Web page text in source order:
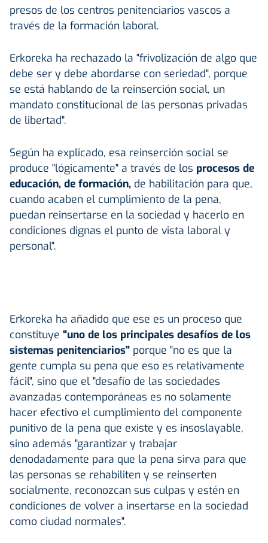
presos de los centros penitenciarios vascos a
través de la formación laboral.
Erkoreka ha rechazado la "frivolización de algo que
debe ser y debe abordarse con seriedad", porque
se está hablando de la reinserción social, un
mandato constitucional de las personas privadas
de libertad".
Según ha explicado, esa reinserción social se
produce "lógicamente" a través de los procesos de
educación, de formación, de habilitación para que,
cuando acaben el cumplimiento de la pena,
puedan reinsertarse en la sociedad y hacerlo en
condiciones dignas el punto de vista laboral y
personal".
Erkoreka ha añadido que ese es un proceso que
constituye "uno de los principales desafíos de los
sistemas penitenciarios" porque "no es que la
gente cumpla su pena que eso es relativamente
fácil", sino que el "desafío de las sociedades
avanzadas contemporáneas es no solamente
hacer efectivo el cumplimiento del componente
punitivo de la pena que existe y es insoslayable,
sino además "garantizar y trabajar
denodadamente para que la pena sirva para que
las personas se rehabiliten y se reinserten
socialmente, reconozcan sus culpas y estén en
condiciones de volver a insertarse en la sociedad
como ciudad normales".